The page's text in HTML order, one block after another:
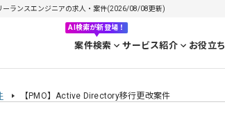
ーランスエンジニアの求人・案件(2026/08/08更新)
AI検索が新登場！
案件検索 サービス紹介 お役立
【PMO】Active Directory移行更改案件